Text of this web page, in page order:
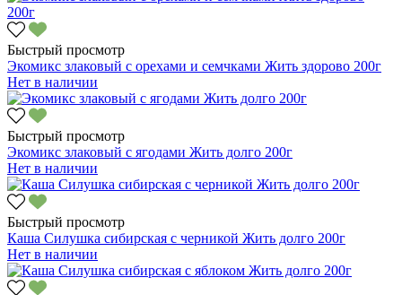
Быстрый просмотр
Экомикс злаковый с орехами и семчками Жить здорово 200г
Нет в наличии
Быстрый просмотр
Экомикс злаковый с ягодами Жить долго 200г
Нет в наличии
Быстрый просмотр
Каша Силушка сибирская с черникой Жить долго 200г
Нет в наличии